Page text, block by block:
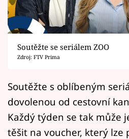
Sledujte prima+
Filmový festival
Pořady
Mámy sobě
Přihlášení
Soutěžte se seriálem ZOO
Zdroj: FTV Prima
Soutěžte s oblíbeným
dovolenou od cestovní
Každý týden se tak může
těšit na voucher, který